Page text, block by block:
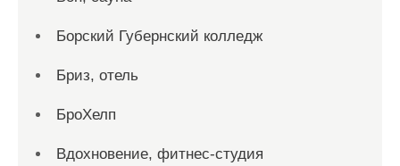
Борский Губернский колледж
Бриз, отель
БроХелп
Вдохновение, фитнес-студия